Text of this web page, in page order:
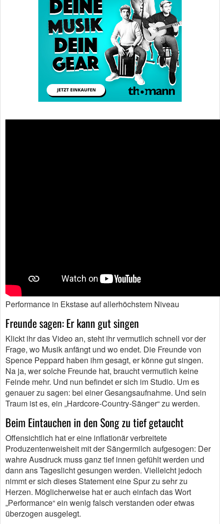
Performance in Ekstase auf allerhöchstem Niveau
Freunde sagen: Er kann gut singen
Klickt ihr das Video an, steht ihr vermutlich schnell vor der
Frage, wo Musik anfängt und wo endet. Die Freunde von
Spence Peppard haben ihm gesagt, er könne gut singen.
Na ja, wer solche Freunde hat, braucht vermutlich keine
Feinde mehr. Und nun befindet er sich im Studio. Um es
genauer zu sagen: bei einer Gesangsaufnahme. Und sein
Traum ist es, ein „Hardcore-Country-Sänger“ zu werden.
Beim Eintauchen in den Song zu tief getaucht
Offensichtlich hat er eine inflationär verbreitete
Produzentenweisheit mit der Sängermilch aufgesogen: Der
wahre Ausdruck muss ganz tief innen gefühlt werden und
dann ans Tageslicht gesungen werden. Vielleicht jedoch
nimmt er sich dieses Statement eine Spur zu sehr zu
Herzen. Möglicherweise hat er auch einfach das Wort
„Performance“ ein wenig falsch verstanden oder etwas
überzogen ausgelegt.